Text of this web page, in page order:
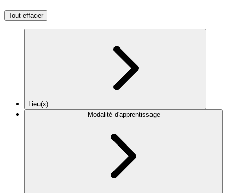
Tout effacer
Lieu(x)
Modalité d'apprentissage